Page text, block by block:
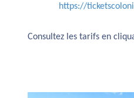
https://
Consultez les tarifs en